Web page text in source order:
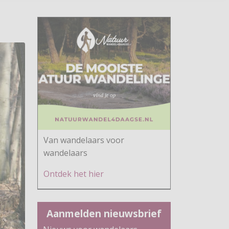
Van wandelaars voor
wandelaars
Ontdek het hier
Aanmelden nieuwsbrief